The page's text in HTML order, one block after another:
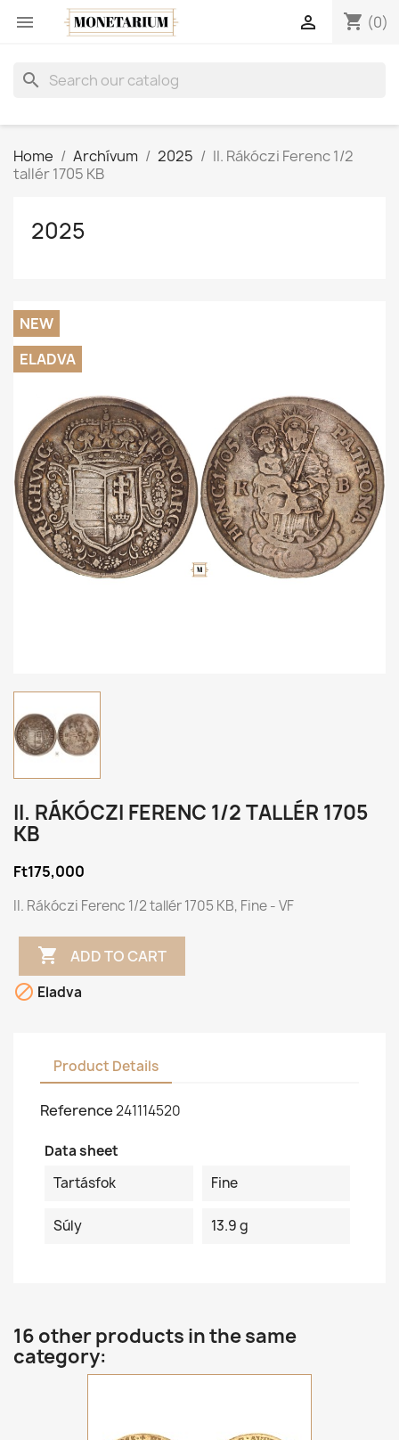
 shopping_cart (0)

search
Home Archívum 2025
II. Rákóczi Ferenc 1/2
tallér 1705 KB
2025
NEW
ELADVA
II. RÁKÓCZI FERENC 1/2 TALLÉR 1705
KB
Ft175,000
II. Rákóczi Ferenc 1/2 tallér 1705 KB, Fine - VF
 ADD TO CART
 Eladva
Product Details
Reference241114520
Data sheet
Tartásfok
Fine
Súly 13.9 g
16 other products in the same
category: